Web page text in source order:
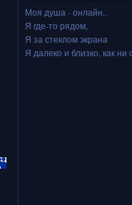
Моя душа - онлайн..
Я где-то рядом,
Я за стеклом экрана
Я далеко и близко, как ни